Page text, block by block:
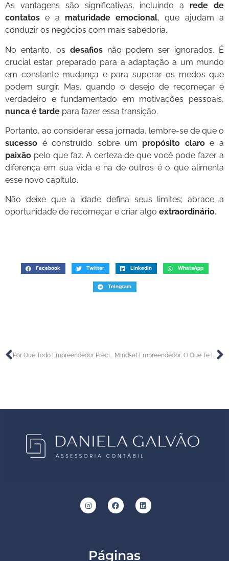
As vantagens são significativas, incluindo a rede de
contatos e a maturidade emocional, que ajudam a
conduzir os negócios com mais sabedoria.
No entanto, os desafiosnão podem ser ignorados. É
crucial estar preparado para a adaptação a um mundo
em constante mudança e para superar os medos que
podem surgir. Mas, quando o desejo de recomeçar é
verdadeiro e fundamentado em motivações pessoais,
nunca é tarde para fazer essa transição.
Portanto, ao considerar essa jornada, lembre-se de que o
sucesso é construído sobre um propósito claroe a
paixão pelo que faz. A certeza de que você pode fazer a
diferença em sua vida e na de outros é o que alimenta
esse novo capítulo.
Não deixe que a idade defina seus limites; abrace a
oportunidade de recomeçar e criar algo extraordinário.
Facebook Twitter LinkedIn WhatsApp
Telegram
Por Que Todo Empreendedor Precisa de um Contador Desde o Início? Mindset Empreendedor: O Que Te Impede de Crescer
Páginas